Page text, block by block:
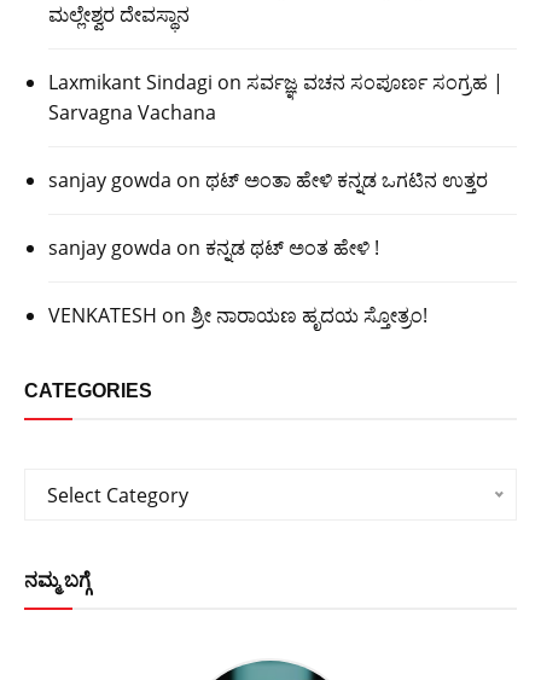
ಮಲ್ಲೇಶ್ವರ ದೇವಸ್ಥಾನ
Laxmikant Sindagi on ಸರ್ವಜ್ಞ ವಚನ ಸಂಪೂರ್ಣ ಸಂಗ್ರಹ |
Sarvagna Vachana
sanjay gowda on ಥಟ್ ಅಂತಾ ಹೇಳಿ ಕನ್ನಡ ಒಗಟಿನ ಉತ್ತರ
sanjay gowda on ಕನ್ನಡ ಥಟ್ ಅಂತ ಹೇಳಿ !
VENKATESH on ಶ್ರೀ ನಾರಾಯಣ ಹೃದಯ ಸ್ತೋತ್ರಂ!
CATEGORIES
Categories
Select Category
ನಮ್ಮ ಬಗ್ಗೆ